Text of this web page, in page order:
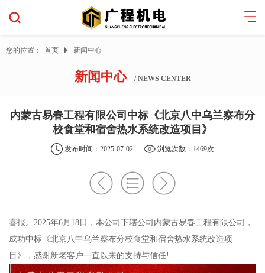
您的位置： 首页 新闻中心
新闻中心 / NEWS CENTER
内蒙古易春工程有限公司中标《北京八中乌兰察布分
校食堂和宿舍热水系统改造项目》
发布时间：2025-07-02 浏览次数：1469次
喜报。2025年6月18日，本公司下辖公司内蒙古易春工程有限公司，
成功中标《北京八中乌兰察布分校食堂和宿舍热水系统改造项
目》，感谢新老客户一直以来的支持与信任!